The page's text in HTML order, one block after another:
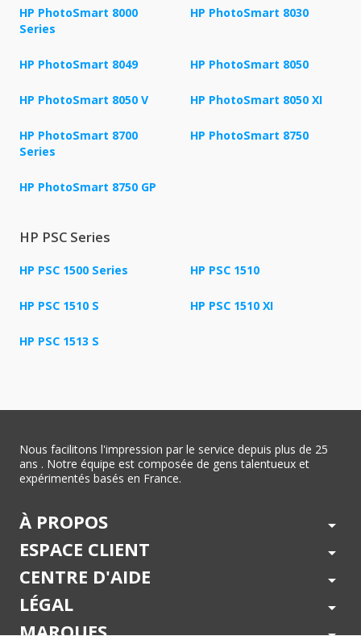
HP PhotoSmart 8000
Series
HP PhotoSmart 8030
HP PhotoSmart 8049 HP PhotoSmart 8050
HP PhotoSmart 8050 V HP PhotoSmart 8050 XI
HP PhotoSmart 8700
Series
HP PhotoSmart 8750
HP PhotoSmart 8750 GP
HP PSC Series
HP PSC 1500 Series HP PSC 1510
HP PSC 1510 S HP PSC 1510 XI
HP PSC 1513 S
Nous facilitons l'impression par le service depuis plus de 25
ans . Notre équipe est composée de gens talentueux et
expérimentés basés en France.
À PROPOS arrow_drop_down
ESPACE CLIENT arrow_drop_down
CENTRE D'AIDE arrow_drop_down
LÉGAL arrow_drop_down
MARQUES